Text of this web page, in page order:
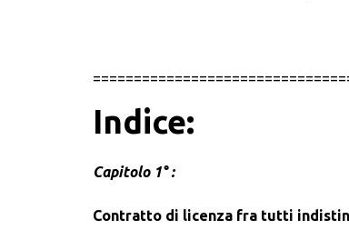
Indice:
Capitolo 1° :
Contratto di licenza fra tutti